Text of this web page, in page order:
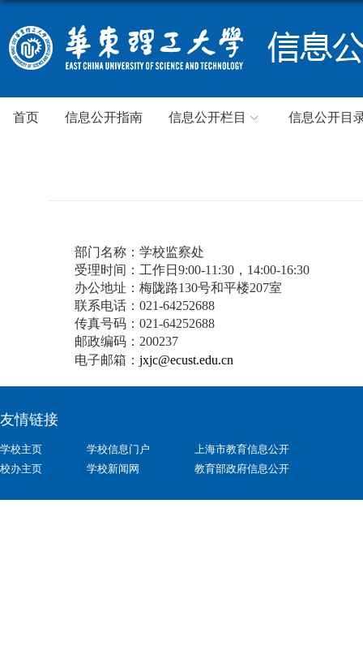
首页 信息公开指南 信息公开栏目 信息公开目
部门名称：学校监察处
受理时间：工作日 9:00-11:30 ， 14:00-16:30
办公地址：梅陇路130号和平楼207室
联系电话： 021-64252688
传真号码： 021-64252688
邮政编码： 200237
电子邮箱： jxjc@ecust.edu.cn
友情链接
学校主页 学校信息门户
上海市教育信息公开
校办主页
学校新闻网 教育部政府信息公开